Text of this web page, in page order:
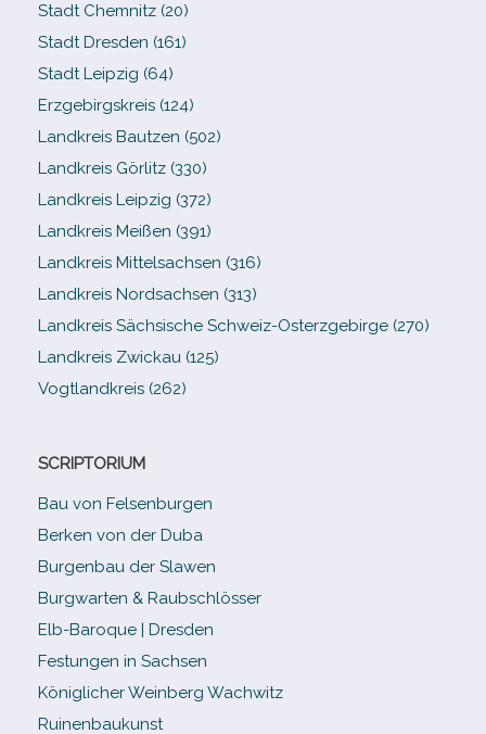
Stadt Chemnitz (20)
Stadt Dresden (161)
Stadt Leipzig (64)
Erzgebirgskreis (124)
Landkreis Bautzen (502)
Landkreis Görlitz (330)
Landkreis Leipzig (372)
Landkreis Meißen (391)
Landkreis Mittelsachsen (316)
Landkreis Nordsachsen (313)
Landkreis Sächsische Schweiz-​Osterzgebirge (270)
Landkreis Zwickau (125)
Vogtlandkreis (262)
SCRIPTORIUM
Bau von Felsenburgen
Berken von der Duba
Burgenbau der Slawen
Burgwarten & Raubschlösser
Elb-​Baroque | Dresden
Festungen in Sachsen
Königlicher Weinberg Wachwitz
Ruinenbaukunst